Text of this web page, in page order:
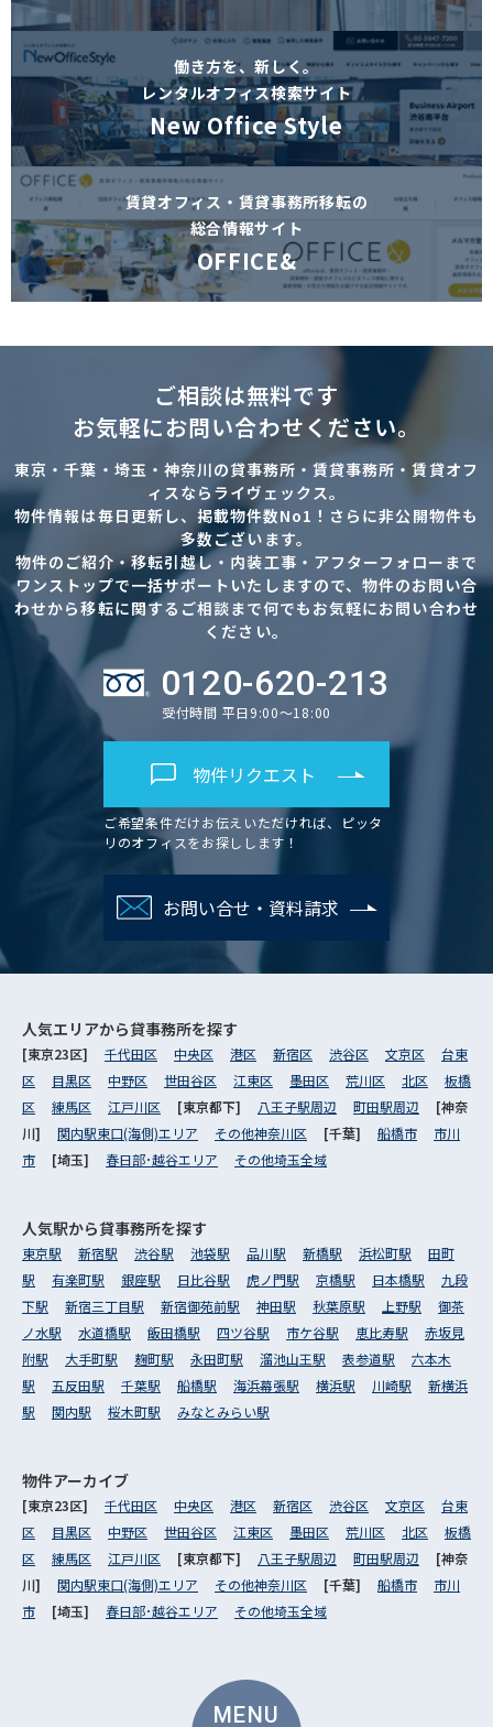
働き方を、新しく。
レンタルオフィス検索サイト
New Office Style
賃貸オフィス・賃貸事務所移転の
総合情報サイト
OFFICE&
ご相談は無料です
お気軽にお問い合わせください。
東京・千葉・埼玉・神奈川の貸事務所・賃貸事務所・賃貸オフ
ィスならライヴェックス。
物件情報は毎日更新し、掲載物件数No1！さらに非公開物件も
多数ございます。
物件のご紹介・移転引越し・内装工事・アフターフォローまで
ワンストップで一括サポートいたしますので、物件のお問い合
わせから移転に関するご相談まで何でもお気軽にお問い合わせ
ください。
0120-620-213
受付時間 平日9:00～18:00
物件リクエスト
ご希望条件だけお伝えいただければ、ピッタ
リのオフィスをお探しします！
お問い合せ・資料請求
MENU
人気エリアから貸事務所を探す
[東京23区] 千代田区 中央区 港区 新宿区 渋谷区 文京区
台東
区
目黒区 中野区 世田谷区 江東区 墨田区 荒川区 北区
板橋
区
練馬区 江戸川区 [東京都下] 八王子駅周辺 町田駅周辺
[神奈
川] 関内駅東口(海側)エリア その他神奈川区 [千葉] 船橋市
市川
市
[埼玉] 春日部･越谷エリア その他埼玉全域
人気駅から貸事務所を探す
東京駅 新宿駅 渋谷駅 池袋駅 品川駅 新橋駅 浜松町駅
田町
駅
有楽町駅 銀座駅 日比谷駅 虎ノ門駅 京橋駅 日本橋駅
九段
下駅
新宿三丁目駅 新宿御苑前駅 神田駅 秋葉原駅 上野駅
御茶
ノ水駅
水道橋駅 飯田橋駅 四ツ谷駅 市ケ谷駅 恵比寿駅
赤坂見
附駅
大手町駅 麹町駅 永田町駅 溜池山王駅 表参道駅
六本木
駅
五反田駅 千葉駅 船橋駅 海浜幕張駅 横浜駅 川崎駅
新横浜
駅
関内駅 桜木町駅 みなとみらい駅
物件アーカイブ
[東京23区] 千代田区 中央区 港区 新宿区 渋谷区 文京区
台東
区
目黒区 中野区 世田谷区 江東区 墨田区 荒川区 北区
板橋
区
練馬区 江戸川区 [東京都下] 八王子駅周辺 町田駅周辺
[神奈
川] 関内駅東口(海側)エリア その他神奈川区 [千葉] 船橋市
市川
市
[埼玉] 春日部･越谷エリア その他埼玉全域